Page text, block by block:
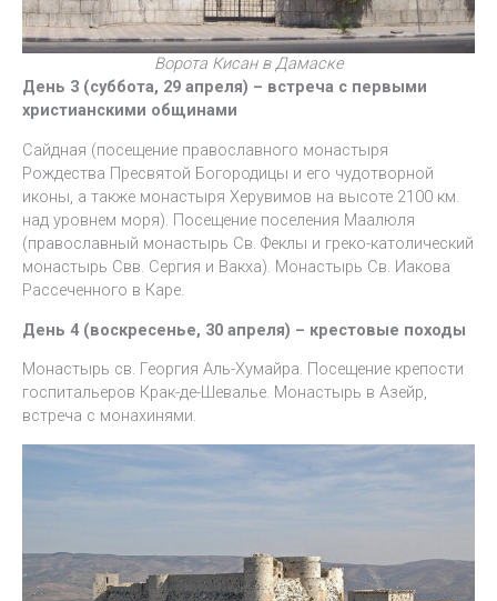
Ворота Кисан в Дамаске
День 3 (суббота, 29 апреля) – встреча с первыми
христианскими общинами
Сайдная (посещение православного монастыря
Рождества Пресвятой Богородицы и его чудотворной
иконы, а также монастыря Херувимов на высоте 2100 км.
над уровнем моря). Посещение поселения Маалюля
(православный монастырь Св. Феклы и греко-католический
монастырь Свв. Сергия и Вакха). Монастырь Св. Иакова
Рассеченного в Каре.
День 4 (воскресенье, 30 апреля) – крестовые походы
Монастырь св. Георгия Аль-Хумайра. Посещение крепости
госпитальеров Крак-де-Шевалье. Монастырь в Азейр,
встреча с монахинями.